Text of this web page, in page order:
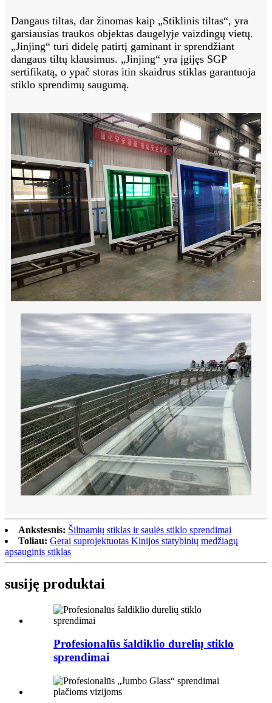
Dangaus tiltas, dar žinomas kaip „Stiklinis tiltas“, yra
garsiausias traukos objektas daugelyje vaizdingų vietų.
„Jinjing“ turi didelę patirtį gaminant ir sprendžiant
dangaus tiltų klausimus. „Jinjing“ yra įgijęs SGP
sertifikatą, o ypač storas itin skaidrus stiklas garantuoja
stiklo sprendimų saugumą.
Ankstesnis: Šiltnamių stiklas ir saulės stiklo sprendimai
Toliau: Gerai suprojektuotas Kinijos statybinių medžiagų
apsauginis stiklas
susiję produktai
Profesionalūs šaldiklio durelių stiklo
sprendimai